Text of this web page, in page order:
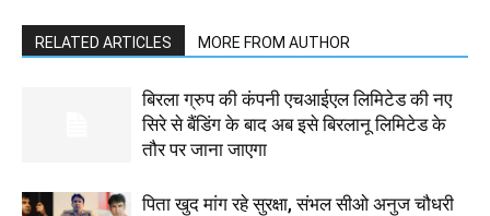
RELATED ARTICLES MORE FROM AUTHOR
बिरला ग्रुप की कंपनी एचआईएल लिमिटेड की नए
सिरे से बैंडिंग के बाद अब इसे बिरलानू लिमिटेड के
तौर पर जाना जाएगा
पिता खुद मांग रहे सुरक्षा, संभल सीओ अनुज चौधरी